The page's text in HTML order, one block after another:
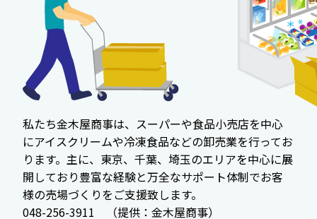
私たち金木屋商事は、スーパーや食品小売店を中心
にアイスクリームや冷凍食品などの卸売業を行ってお
ります。主に、東京、千葉、埼玉のエリアを中心に展
開しており豊富な経験と万全なサポート体制でお客
様の売場づくりをご支援致します。
048-256-3911 （提供：金木屋商事）